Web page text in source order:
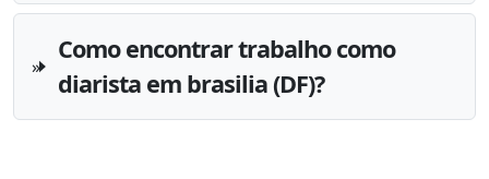
Como encontrar trabalho como
diarista em brasilia (DF)?